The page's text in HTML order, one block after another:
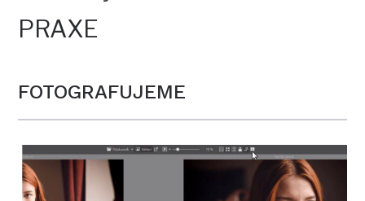
PRAXE
FOTOGRAFUJEME